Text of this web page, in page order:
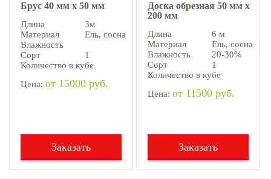
Брус 40 мм х 50 мм
Длина
3м
Материал
Ель, cосна
Влажность
Сорт
1
Количество в кубе
Цена: от 15000 руб.
Заказать
Доска обрезная 50 мм х
200 мм
Длина
6 м
Материал
Ель, cосна
Влажность
20-30%
Сорт
1
Количество в кубе
Цена: от 11500 руб.
Заказать